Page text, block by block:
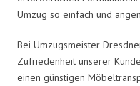
Umzug so einfach und
Bei Umzugsmeister
Zufriedenheit unserer
einen günstigen